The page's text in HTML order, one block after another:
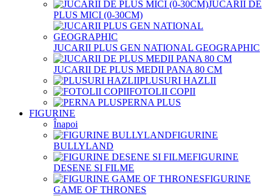
JUCARII DE
PLUS MICI (0-30CM)
JUCARII PLUS GEN NATIONAL GEOGRAPHIC
JUCARII DE PLUS MEDII PANA 80 CM
PLUSURI HAZLII
FOTOLII COPII
PERNA PLUS
FIGURINE
Înapoi
FIGURINE
BULLYLAND
FIGURINE
DESENE SI FILME
FIGURINE
GAME OF THRONES